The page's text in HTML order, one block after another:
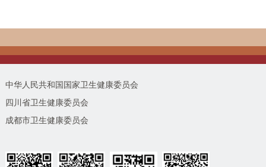
中华人民共和国国家卫生健康委员会
四川省卫生健康委员会
成都市卫生健康委员会